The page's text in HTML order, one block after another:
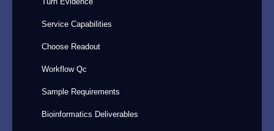
Service Capabilities
Choose Readout
Workflow Qc
Sample Requirements
Bioinformatics Deliverables